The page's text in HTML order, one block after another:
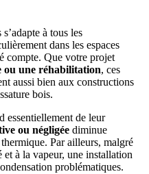
à tous les
dans les espaces
compte. Que votre projet
ou une réhabilitation, ces
aussi bien aux constructions
bois.
essentiellement de leur
ou négligée diminue
Par ailleurs, malgré
et à la vapeur, une installation
problématiques.